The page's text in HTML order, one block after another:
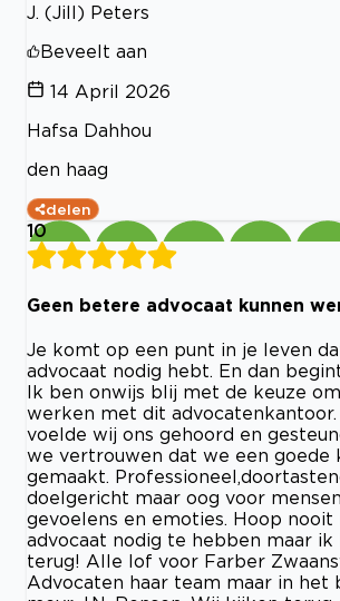
J. (Jill) Peters
Beveelt aan
14 April 2026
Hafsa Dahhou
den haag
delen
10
Geen betere advocaat kunnen
Je komt op een punt in je leven
advocaat nodig hebt. En dan
Ik ben onwijs blij met de keuze
werken met dit advocatenkantoor.
voelde wij ons gehoord en
we vertrouwen dat we een goede
gemaakt.
doelgericht maar oog voor
gevoelens en emoties. Hoop nooit
advocaat nodig te hebben maar
terug! Alle lof voor Farber
Advocaten haar team maar in het